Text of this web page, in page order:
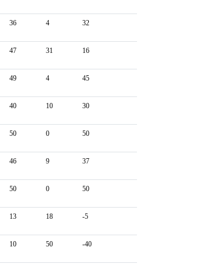
36 4 32
47 31 16
49 4 45
40 10 30
50 0 50
46 9 37
50 0 50
13 18 -5
10 50 -40